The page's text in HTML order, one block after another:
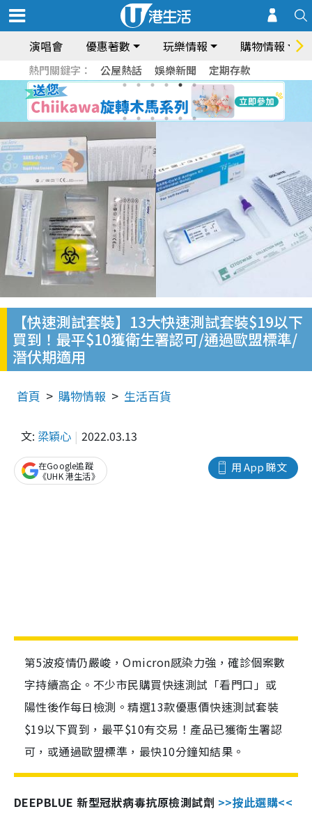
演唱會 優惠著數 玩樂情報 購物情報
熱門關鍵字： 公屋熱話 娛樂新聞 定期存款
【快速測試套裝】13大快速測試套裝$19以下
買到！最平$10獲衛生署認可/通過歐盟標準/
潛伏期適用
首頁 購物情報 生活百貨
文: 梁穎心 2022.03.13
用 App 睇文
在Google追蹤
《UHK 港生活》
第5波疫情仍嚴峻，Omicron感染力強，確診個案數
字持續高企。不少市民購買快速測試「看門口」或
陽性後作每日檢測。精選13款優惠價快速測試套裝
$19以下買到，最平$10有交易！產品已獲衛生署認
可，或通過歐盟標準，最快10分鐘知結果。
DEEPBLUE 新型冠狀病毒抗原檢測試劑 >>按此選購<<